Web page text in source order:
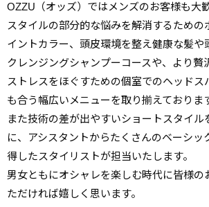
OZZU（オッズ）ではメンズのお客様も大
スタイルの部分的な悩みを解消するための
イントカラー、頭皮環境を整え健康な髪や
クレンジングシャンプーコースや、より贅
ストレスをほぐすための個室でのヘッドス
も合う幅広いメニューを取り揃えておりま
また技術の差が出やすいショートスタイル
に、アシスタントからたくさんのベーシッ
得したスタイリストが担当いたします。
男女ともにオシャレを楽しむ時代に皆様の
ただければ嬉しく思います。